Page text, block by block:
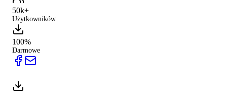
50k+
Użytkowników
100%
Darmowe